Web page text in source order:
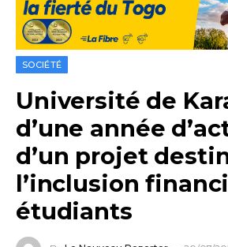
SOCIÉTÉ
Université de
d’une année
d’un projet
l’inclusion
étudiants